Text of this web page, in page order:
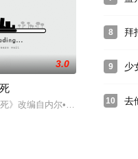
活更大的挣扎，必须做出艰难的
人契约的故事。赵震雄饰演白
3.0
死》改编自内尔•诺伊豪斯所著
8 拜
9 少
10 去